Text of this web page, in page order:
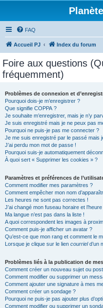
FAQ
Accueil PJ Index du forum
Foire aux questions
fréquemment)
Problèmes de connexion et
Pourquoi dois-je m’enregistrer ?
Que signifie COPPA ?
Je souhaite m’enregistrer, mais je n’y
Je suis enregistré mais je ne peux pas
Pourquoi ne puis-je pas me connecter ?
Je me suis enregistré par le passé mais
J’ai perdu mon mot de passe !
Pourquoi suis-je automatiquement
À quoi sert « Supprimer les cookies » ?
Paramètres et préférences de
Comment modifier mes paramètres ?
Comment empêcher mon nom
Les heures ne sont pas correctes !
J’ai changé mon fuseau horaire et
Ma langue n’est pas dans la liste !
A quoi correspondent les images à
Comment puis-je afficher un avatar ?
Qu’est-ce que mon rang et comment le
Lorsque je clique sur le lien courrield’un
Problèmes liés à la publication de
Comment créer un nouveau sujet ou
Comment modifier ou supprimer un
Comment ajouter une signature à mes
Comment créer un sondage ?
Pourquoi ne puis-je pas ajouter plus
Comment modifier ou supprimer un